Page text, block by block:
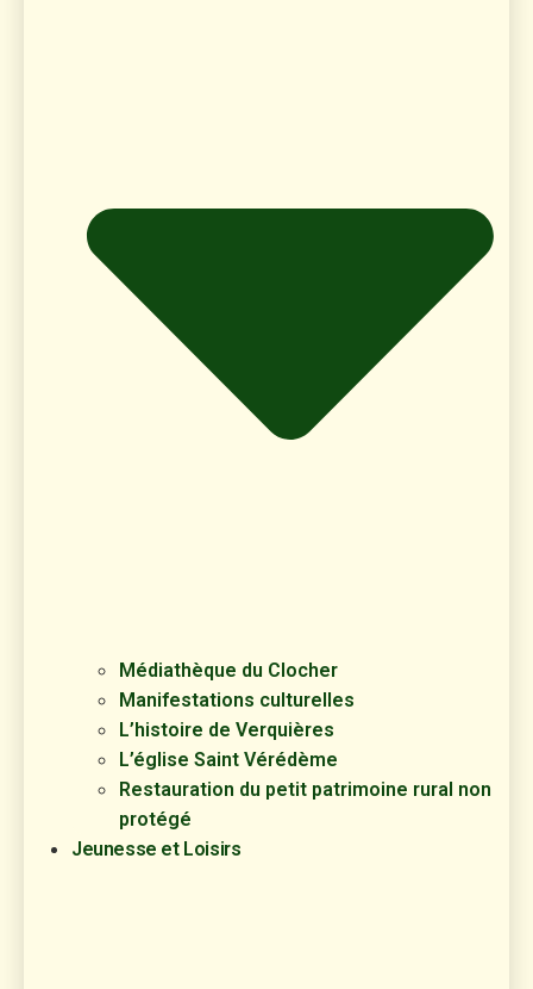
Médiathèque du Clocher
Manifestations culturelles
L’histoire de Verquières
L’église Saint Vérédème
Restauration du petit patrimoine rural non
protégé
Jeunesse et Loisirs